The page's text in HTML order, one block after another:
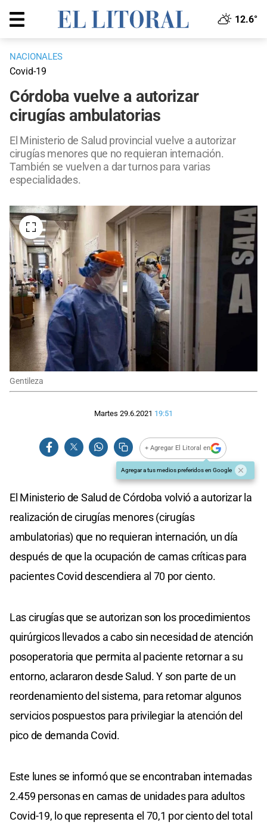
12.6°
NACIONALES
Covid-19
Córdoba vuelve a autorizar
cirugías ambulatorias
El Ministerio de Salud provincial vuelve a autorizar
cirugías menores que no requieran internación.
También se vuelven a dar turnos para varias
especialidades.
Gentileza
Martes 29.6.2021 19:51
+ Agregar El Litoral en
Agregar a tus medios preferidos en Google
El Ministerio de Salud de Córdoba volvió a autorizar la
realización de cirugías menores (cirugías
ambulatorias) que no requieran internación, un día
después de que la ocupación de camas críticas para
pacientes Covid descendiera al 70 por ciento.
Las cirugías que se autorizan son los procedimientos
quirúrgicos llevados a cabo sin necesidad de atención
posoperatoria que permita al paciente retornar a su
entorno, aclararon desde Salud. Y son parte de un
reordenamiento del sistema, para retomar algunos
servicios pospuestos para privilegiar la atención del
pico de demanda Covid.
Este lunes se informó que se encontraban internadas
2.459 personas en camas de unidades para adultos
Covid-19, lo que representa el 70,1 por ciento del total